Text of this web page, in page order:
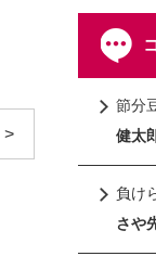
>
節分
健太
負け
さや